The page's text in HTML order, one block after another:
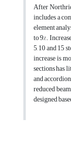
After
includes a
element
to 9%.
5, 10 and 15
increase is
sections has
and
reduced
designed